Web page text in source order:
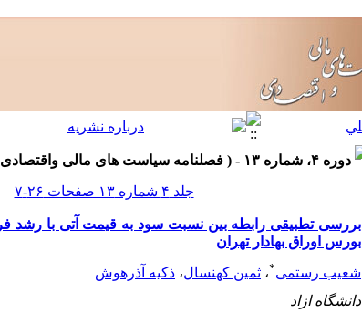
دوره ۴، شماره ۱۳ - ( فصلنامه سیاست های مالی واقتصادی ۱۳۹۵ )
جلد ۴ شماره ۱۳ صفحات ۲۶-۷
بررسی تطبیقی رابطه بین نسبت سود به قیمت آتی با
بورس اوراق بهادار تهران
شعیب رستمی*، ثمین کهنسال، ذکیه آذرهوش
دانشگاه ازاد